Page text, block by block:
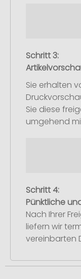
Schritt 3:
Sie erhalten
Sie diese
umgehend
Schritt 4:
Pünktliche
Nach Ihrer
liefern wir
vereinbarten